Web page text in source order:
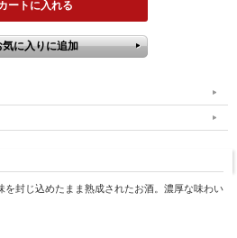
を封じ込めたまま熟成されたお酒。濃厚な味わい